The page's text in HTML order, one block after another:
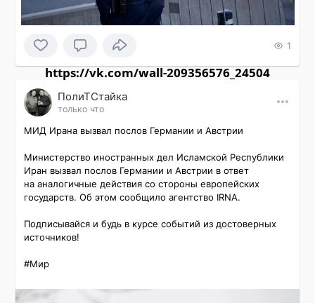
1
https://vk.com/wall-209356576_24504
ПолиТСтайка
только что
МИД Ирана вызвал послов Германии и Австрии
Министерство иностранных дел Исламской Республики
Иран вызвал послов Германии и Австрии в ответ
на аналогичные действия со стороны европейских
государств. Об этом сообщило агентство IRNA.
Подписывайся и будь в курсе событий из достоверных
источников!
#Мир